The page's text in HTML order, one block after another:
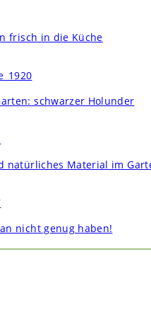
frisch in die Küche
schwarzer Holunder
natürliches Material im
nicht genug haben!